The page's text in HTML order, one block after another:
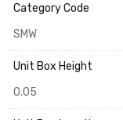
Category Code
SMW
Unit Box Height
0.05